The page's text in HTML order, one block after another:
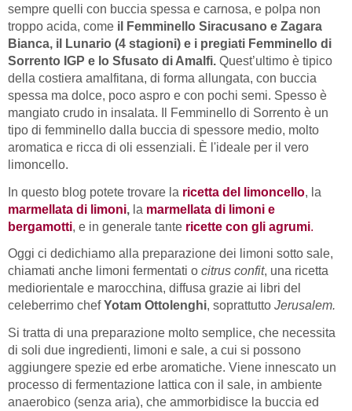
sempre quelli con buccia spessa e carnosa, e polpa non
troppo acida, come il Femminello Siracusano e Zagara
Bianca, il Lunario (4 stagioni) e i pregiati Femminello di
Sorrento IGP e lo Sfusato di Amalfi. Quest’ultimo è tipico
della costiera amalfitana, di forma allungata, con buccia
spessa ma dolce, poco aspro e con pochi semi. Spesso è
mangiato crudo in insalata. Il Femminello di Sorrento è un
tipo di femminello dalla buccia di spessore medio, molto
aromatica e ricca di oli essenziali. È l'ideale per il vero
limoncello.
In questo blog potete trovare la ricetta del limoncello, la
marmellata di limoni, la marmellata di limoni e
bergamotti, e in generale tante ricette con gli agrumi.
Oggi ci dedichiamo alla preparazione dei limoni sotto sale,
chiamati anche limoni fermentati o citrus confit, una ricetta
mediorientale e marocchina, diffusa grazie ai libri del
celeberrimo chefYotam Ottolenghi, soprattutto Jerusalem.
Si tratta di una preparazione molto semplice, che necessita
di soli due ingredienti, limoni e sale, a cui si possono
aggiungere spezie ed erbe aromatiche. Viene innescato un
processo di fermentazione lattica con il sale, in ambiente
anaerobico (senza aria), che ammorbidisce la buccia ed